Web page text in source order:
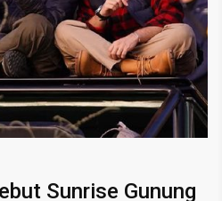
Sunrise Gunung